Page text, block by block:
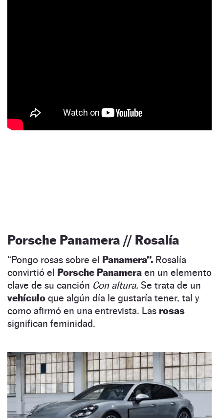
Porsche Panamera // Rosalía
“Pongo rosas sobre el Panamera”. Rosalía
convirtió el Porsche Panamera en un elemento
clave de su canción Con altura. Se trata de un
vehículo que algún día le gustaría tener, tal y
como afirmó en una entrevista. Las rosas
significan feminidad.